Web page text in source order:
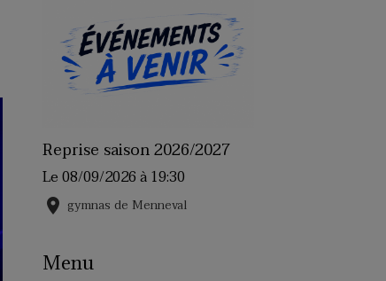
Reprise saison 2026/2027
Le 08/09/2026à 19:30
gymnas de Menneval
Menu